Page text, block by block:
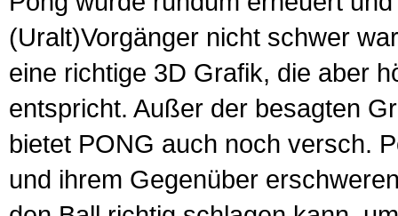
(Uralt)Vorgänger nicht schwer
eine richtige 3D Grafik, die aber
entspricht. Außer der besagten
bietet PONG auch noch versch.
und ihrem Gegenüber